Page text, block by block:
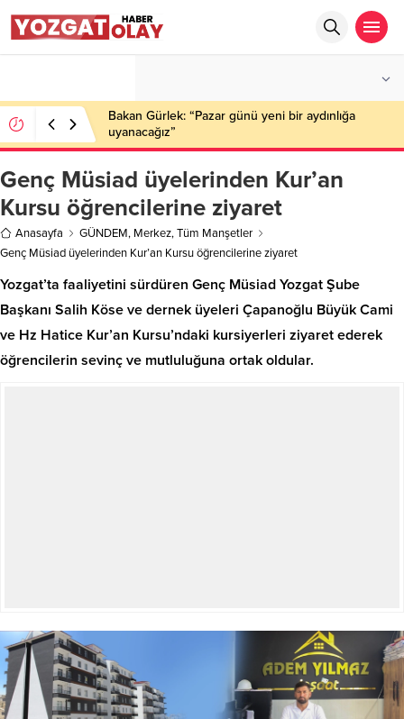
Bakan Gürlek: “Pazar günü yeni bir aydınlığa
uyanacağız”
Genç Müsiad üyelerinden Kur’an
Kursu öğrencilerine ziyaret
Anasayfa GÜNDEM, Merkez,Tüm Manşetler
Genç Müsiad üyelerinden Kur’an Kursu öğrencilerine ziyaret
Yozgat’ta faaliyetini sürdüren Genç Müsiad Yozgat Şube
Başkanı Salih Köse ve dernek üyeleri Çapanoğlu Büyük Cami
ve Hz Hatice Kur’an Kursu’ndaki kursiyerleri ziyaret ederek
öğrencilerin sevinç ve mutluluğuna ortak oldular.